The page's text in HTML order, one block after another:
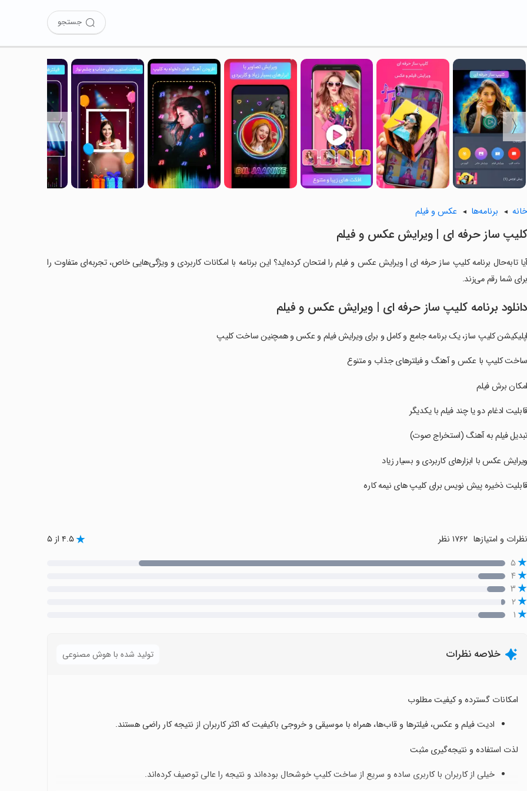
جستجو
〈
〉
خانه برنامه‌ها عکس و فیلم
کلیپ ساز حرفه ای | ویرایش عکس و فیلم
آیا تابه‌حال برنامه کلیپ ساز حرفه ای | ویرایش عکس و فیلم را امتحان کرده‌اید؟ این برنامه با امکانات کاربردی و ویژگی‌هایی خاص، تجربه‌ای متفاوت را
برای شما رقم می‌زند.
دانلود برنامه کلیپ ساز حرفه ای | ویرایش عکس و فیلم
اپلیکیشن کلیپ ساز، یک برنامه جامع و کامل و برای ویرایش فیلم و عکس و همچنین ساخت کلیپ
‏ساخت کلیپ با عکس و آهنگ و فیلتر‌های جذاب و متنوع
‏امکان برش فیلم
‏قابلیت ادغام دو یا چند فیلم با یکدیگر
‏تبدیل فیلم به آهنگ (استخراج صوت)
‏ویرایش عکس با ابزارهای کاربردی و بسیار زیاد
‏قابلیت ذخیره پیش نویس برای کلیپ های نیمه کاره
نظرات و امتیازها ۱۷۶۲ نظر ۴.۵ از ۵
۵
۴
۳
۲
۱
خلاصه نظرات تولید شده با هوش مصنوعی
امکانات گسترده و کیفیت مطلوب
ادیت فیلم و عکس، فیلترها و قاب‌ها، همراه با موسیقی و خروجی باکیفیت که اکثر کاربران از نتیجه کار راضی هستند.
لذت استفاده و نتیجه‌گیری مثبت
خیلی از کاربران با کاربری ساده و سریع از ساخت کلیپ خوشحال بوده‌اند و نتیجه را عالی توصیف کرده‌اند.